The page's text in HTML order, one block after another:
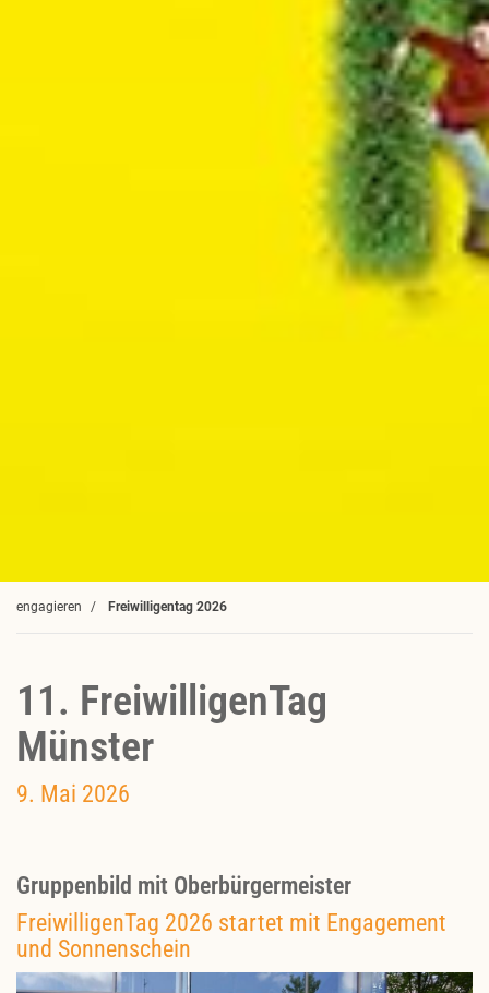
engagieren Freiwilligentag 2026
11. FreiwilligenTag
Münster
9. Mai 2026
Gruppenbild mit Oberbürgermeister
FreiwilligenTag 2026 startet mit Engagement
und Sonnenschein